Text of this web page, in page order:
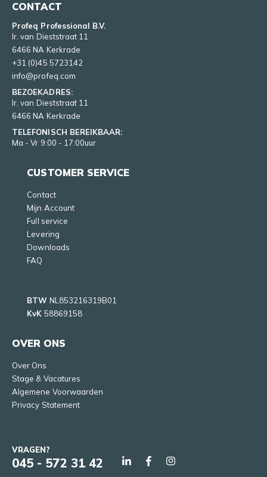
CONTACT
Profeq Professional B.V.
Ir. van Dieststraat 11
6466 NA Kerkrade
+31 (0)45 5723142
info@profeq.com
BEZOEKADRES:
Ir. van Dieststraat 11
6466 NA Kerkrade
TELEFONISCH BEREIKBAAR:
Ma - Vr 9:00 - 17:00uur
CUSTOMER SERVICE
Contact
Mijn Account
Full service
Levering
Downloads
FAQ
BTW NL853216319B01
KvK 58869158
OVER ONS
Over Ons
Stage & Vacatures
Algemene Voorwaarden
Privacy Statement
VRAGEN?
045 - 572 31 42